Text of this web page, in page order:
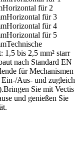
für 2
für 3
für 4
für 5
1,5 bis 2,5 mm² starr
nach Standard EN
für Mechanismen
Aus- und zugleich
Sie mit Vectis
und genießen Sie